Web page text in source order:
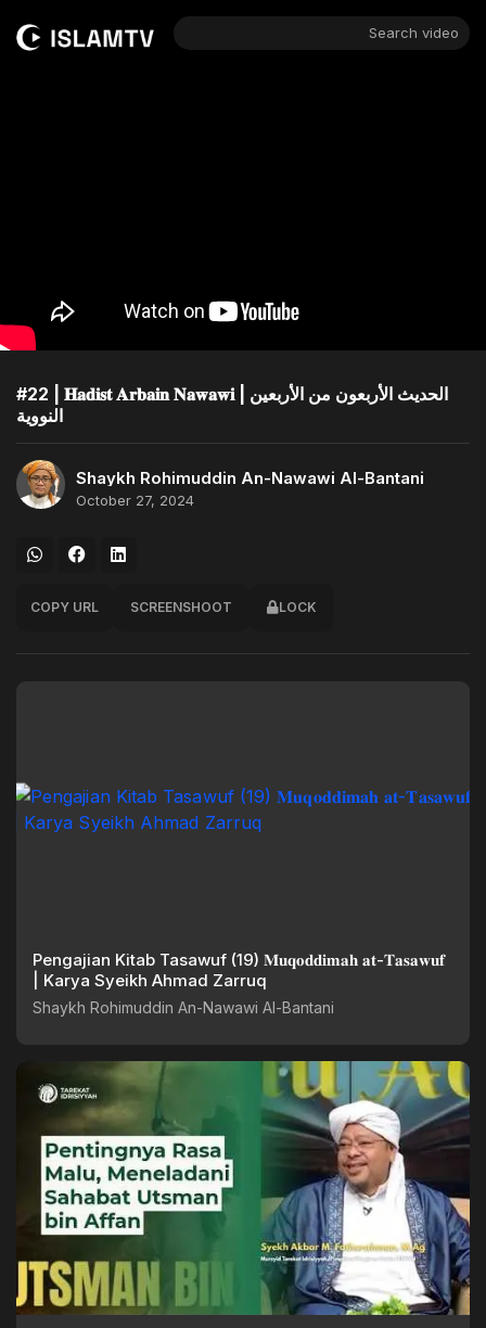
Search video
#22 | 𝐇𝐚𝐝𝐢𝐬𝐭 𝐀𝐫𝐛𝐚𝐢𝐧 𝐍𝐚𝐰𝐚𝐰𝐢 | الحديث الأربعون من الأربعين
النووية
Shaykh Rohimuddin An-Nawawi Al-Bantani
October 27, 2024
COPY URL SCREENSHOOT LOCK
Pengajian Kitab Tasawuf (19) 𝐌𝐮𝐪𝐨𝐝𝐝𝐢𝐦𝐚𝐡 𝐚𝐭-𝐓𝐚𝐬𝐚𝐰𝐮𝐟
| Karya Syeikh Ahmad Zarruq
Shaykh Rohimuddin An-Nawawi Al-Bantani